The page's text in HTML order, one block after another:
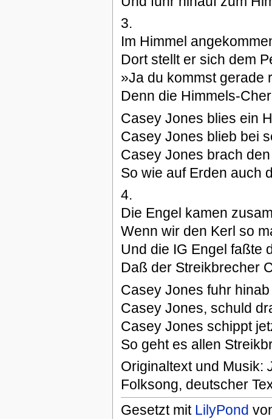
3.
Im Himmel
Dort stellt er sich dem
»Ja du kommst gerade
Denn die Himmels-
Casey Jones blies ein
Casey Jones blieb bei
Casey Jones brach
So wie auf Erden auch
4.
Die Engel kamen
Wenn wir den Kerl so
Und die IG Engel faßte
Daß der Streikbrecher
Casey Jones fuhr
Casey Jones, schuld
Casey Jones schippt
So geht es allen
Originaltext und Musik:
Folksong, deutscher
Gesetzt mit LilyPond